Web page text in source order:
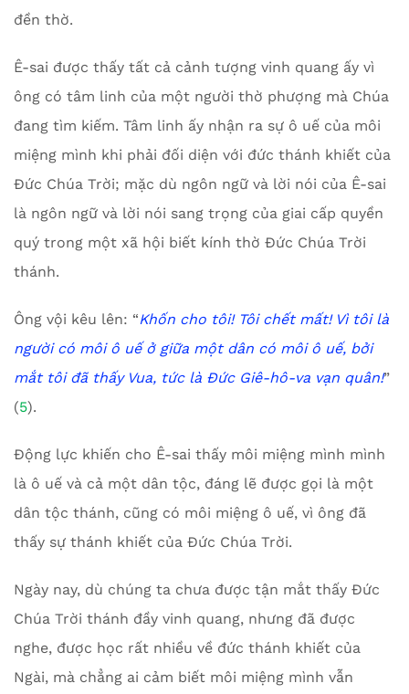
đền thờ.
Ê-sai được thấy tất cả cảnh tượng vinh quang ấy vì
ông có tâm linh của một người thờ phượng mà Chúa
đang tìm kiếm. Tâm linh ấy nhận ra sự ô uế của môi
miệng mình khi phải đối diện với đức thánh khiết của
Đức Chúa Trời; mặc dù ngôn ngữ và lời nói của Ê-sai
là ngôn ngữ và lời nói sang trọng của giai cấp quyền
quý trong một xã hội biết kính thờ Đức Chúa Trời
thánh.
Ông vội kêu lên: “Khốn cho tôi! Tôi chết mất! Vì tôi là
người có môi ô uế ở giữa một dân có môi ô uế, bởi
mắt tôi đã thấy Vua, tức là Đức Giê-hô-va vạn quân!”
(5).
Động lực khiến cho Ê-sai thấy môi miệng mình mình
là ô uế và cả một dân tộc, đáng lẽ được gọi là một
dân tộc thánh, cũng có môi miệng ô uế, vì ông đã
thấy sự thánh khiết của Đức Chúa Trời.
Ngày nay, dù chúng ta chưa được tận mắt thấy Đức
Chúa Trời thánh đầy vinh quang, nhưng đã được
nghe, được học rất nhiều về đức thánh khiết của
Ngài, mà chẳng ai cảm biết môi miệng mình vẫn